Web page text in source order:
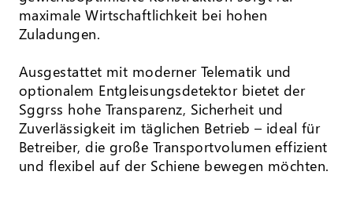
maximale Wirtschaftlichkeit bei hohen
Zuladungen.
Ausgestattet mit moderner Telematik und
optionalem Entgleisungsdetektor bietet der
Sggrss hohe Transparenz, Sicherheit und
Zuverlässigkeit im täglichen Betrieb – ideal für
Betreiber, die große Transportvolumen effizient
und flexibel auf der Schiene bewegen möchten.